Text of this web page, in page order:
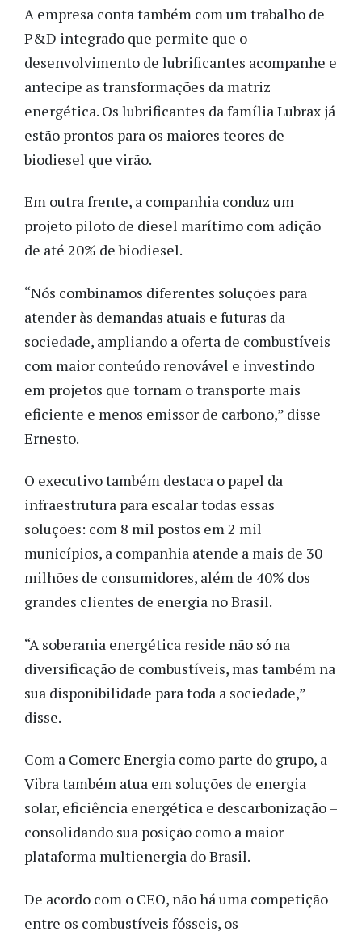
A empresa conta também com um trabalho de
P&D integrado que permite que o
desenvolvimento de lubrificantes acompanhe e
antecipe as transformações da matriz
energética. Os lubrificantes da família Lubrax já
estão prontos para os maiores teores de
biodiesel que virão.
Em outra frente, a companhia conduz um
projeto piloto de diesel marítimo com adição
de até 20% de biodiesel.
“Nós combinamos diferentes soluções para
atender às demandas atuais e futuras da
sociedade, ampliando a oferta de combustíveis
com maior conteúdo renovável e investindo
em projetos que tornam o transporte mais
eficiente e menos emissor de carbono,” disse
Ernesto.
O executivo também destaca o papel da
infraestrutura para escalar todas essas
soluções: com 8 mil postos em 2 mil
municípios, a companhia atende a mais de 30
milhões de consumidores, além de 40% dos
grandes clientes de energia no Brasil.
“A soberania energética reside não só na
diversificação de combustíveis, mas também na
sua disponibilidade para toda a sociedade,”
disse.
Com a Comerc Energia como parte do grupo, a
Vibra também atua em soluções de energia
solar, eficiência energética e descarbonização –
consolidando sua posição como a maior
plataforma multienergia do Brasil.
De acordo com o CEO, não há uma competição
entre os combustíveis fósseis, os